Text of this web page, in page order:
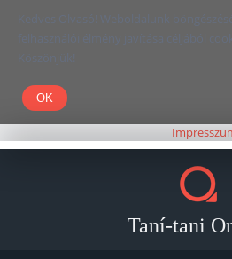
Kedves Olvasó! Weboldalunk
felhasználói élmény javítása céljából
Köszönjük!
Taní-tani